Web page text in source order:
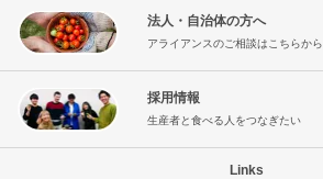
法人・自治体の方へ
アライアンスのご相談はこちらから
採用情報
生産者と食べる人をつなぎたい
Links